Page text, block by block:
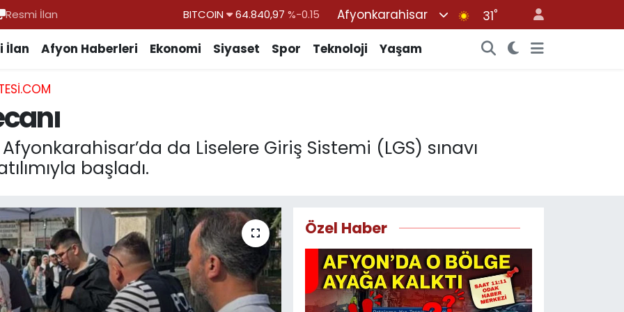
Resmi İlan DOLAR 47,7436%0.18
BITCOIN
64.840,97 %-0.15
Afyonkarahisar 31°
İlan Afyon Haberleri Ekonomi Siyaset Spor Teknoloji Yaşam
da Liselere Giriş Sistemi (LGS) sınavı
başladı.
Özel Haber